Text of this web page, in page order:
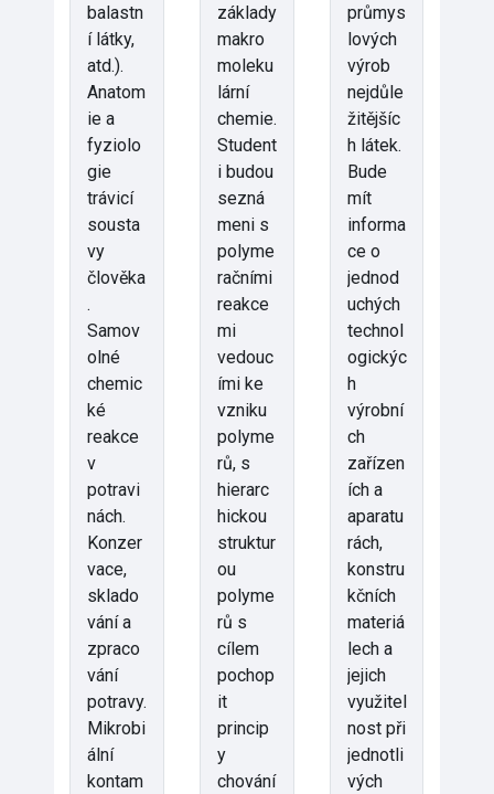
balastn
í látky,
atd.).
Anatom
ie a
fyziolo
gie
trávicí
sousta
vy
člověka
.
Samov
olné
chemic
ké
reakce
v
potravi
nách.
Konzer
vace,
sklado
vání a
zpraco
vání
potravy.
Mikrobi
ální
kontam
základy
makro
moleku
lární
chemie.
Student
i budou
sezná
meni s
polyme
račními
reakce
mi
vedouc
ími ke
vzniku
polyme
rů, s
hierarc
hickou
struktur
ou
polyme
rů s
cílem
pochop
it
princip
y
chování
průmys
lových
výrob
nejdůle
žitějšíc
h látek.
Bude
mít
informa
ce o
jednod
uchých
technol
ogickýc
h
výrobní
ch
zařízen
ích a
aparatu
rách,
konstru
kčních
materiá
lech a
jejich
využitel
nost při
jednotli
vých